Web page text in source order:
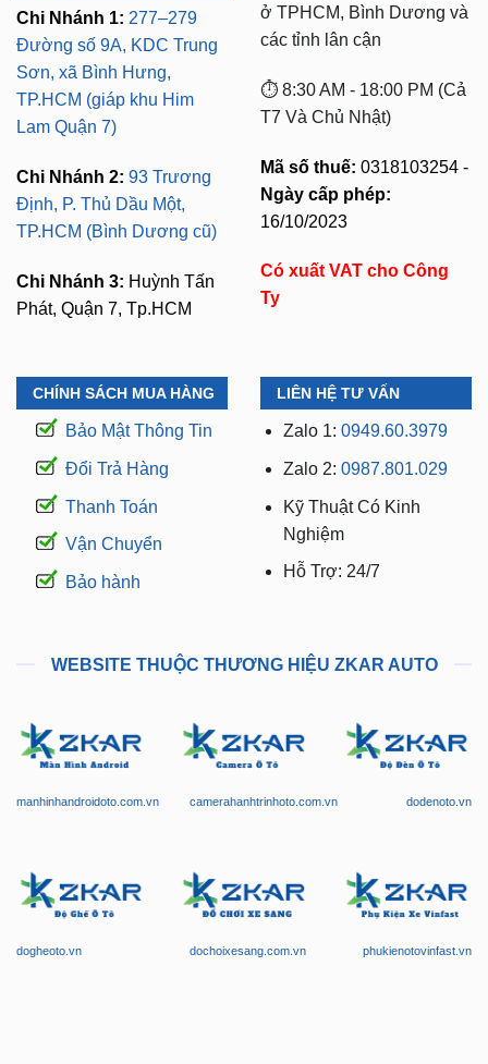
Chi Nhánh 1: 277–279
Đường số 9A, KDC Trung
Sơn, xã Bình Hưng,
TP.HCM (giáp khu Him
Lam Quận 7)
Chi Nhánh 2: 93 Trương
Định, P. Thủ Dầu Một,
TP.HCM (Bình Dương cũ)
Chi Nhánh 3: Huỳnh Tấn
Phát, Quận 7, Tp.HCM
ở TPHCM, Bình Dương và
các tỉnh lân cận
⏱️ 8:30 AM - 18:00 PM (Cả
T7 Và Chủ Nhật)
Mã số thuế: 0318103254 -
Ngày cấp phép:
16/10/2023
Có xuất VAT cho Công
Ty
CHÍNH SÁCH MUA HÀNG
Bảo Mật Thông Tin
Đổi Trả Hàng
Thanh Toán
Vận Chuyển
Bảo hành
LIÊN HỆ TƯ VẤN
Zalo 1: 0949.60.3979
Zalo 2: 0987.801.029
Kỹ Thuật Có Kinh
Nghiệm
Hỗ Trợ: 24/7
WEBSITE THUỘC THƯƠNG HIỆU ZKAR AUTO
manhinhandroidoto.com.vn camerahanhtrinhoto.com.vn dodenoto.vn
dogheoto.vn dochoixesang.com.vn phukienotovinfast.vn